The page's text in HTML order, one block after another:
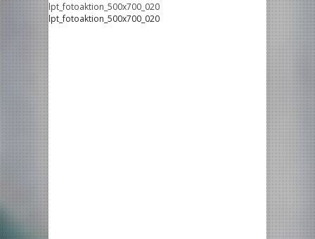
lpt_fotoaktion_500x700_020
lpt_fotoaktion_500x700_020